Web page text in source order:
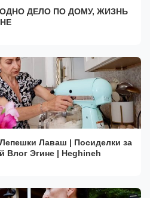
ДЕЛО ПО ДОМУ, ЖИЗНЬ
Лаваш | Посиделки за
Влог Эгине | Heghineh